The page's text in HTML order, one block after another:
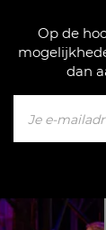
Op de
dan